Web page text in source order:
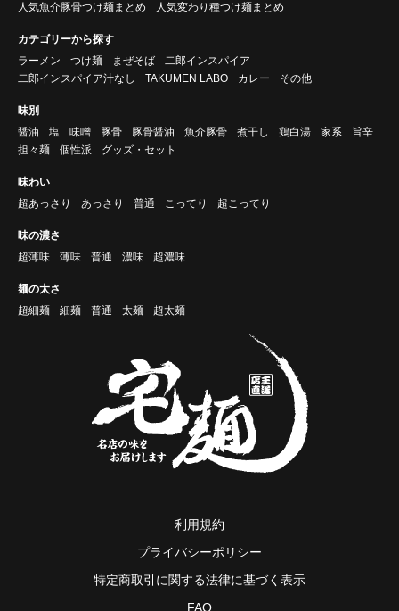
人気魚介豚骨つけ麺まとめ
人気変わり種つけ麺まとめ
カテゴリーから探す
ラーメン
つけ麺 まぜそば
二郎インスパイア
二郎インスパイア汁なし
TAKUMEN LABO カレー その他
味別
醤油
塩 味噌 豚骨 豚骨醤油 魚介豚骨 煮干し 鶏白湯 家系
旨辛
担々麺
個性派 グッズ・セット
味わい
超あっさり
あっさり 普通 こってり 超こってり
味の濃さ
超薄味
薄味 普通 濃味 超濃味
麺の太さ
超細麺
細麺 普通 太麺 超太麺
利用規約
プライバシーポリシー
特定商取引に関する法律に基づく表示
FAQ